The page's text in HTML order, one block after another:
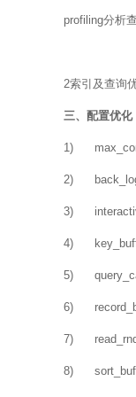
profiling分析
2索引及查询
三、配置优化
1)
2)
3)
4)
5)
6)
7)
8)